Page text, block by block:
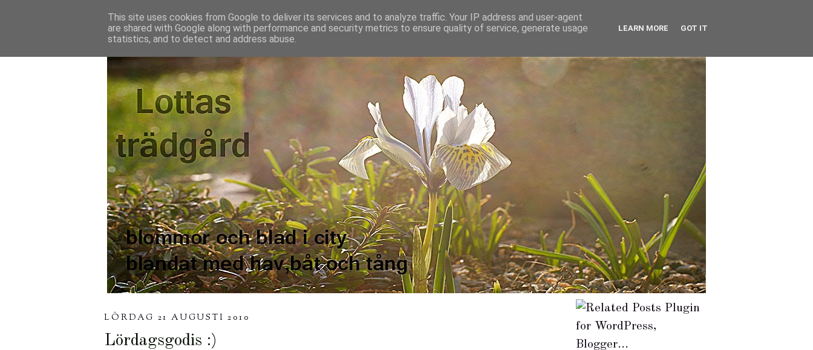
LÖRDAG 21 AUGUSTI 2010
Lördagsgodis :)
This site uses cookies from Google to deliver its services and to analyze traffic. Your IP address and user-agent
are shared with Google along with performance and security metrics to ensure quality of service, generate usage
statistics, and to detect and address abuse.
LEARN MORE GOT IT